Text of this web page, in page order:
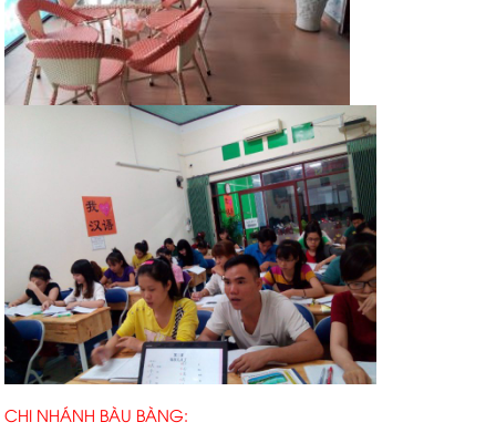
CHI NHÁNH BÀU BÀNG: